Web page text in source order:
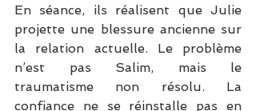
En séance, ils réalisent que Julie
projette une blessure ancienne sur
la relation actuelle. Le problème
n’est pas Salim, mais le
traumatisme non résolu. La
confiance ne se réinstalle pas en